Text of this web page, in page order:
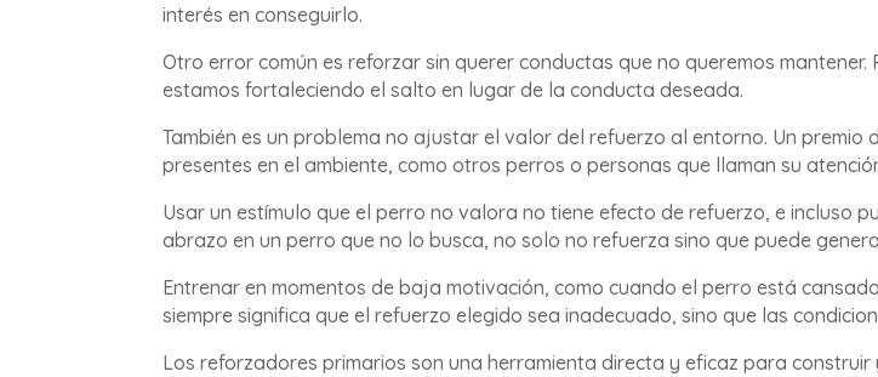
interés en conseguirlo.
Otro error común es reforzar sin querer conductas que no queremos
estamos fortaleciendo el salto en lugar de la conducta deseada.
También es un problema no ajustar el valor del refuerzo al entorno. Un
presentes en el ambiente, como otros perros o personas que llaman su
Usar un estímulo que el perro no valora no tiene efecto de refuerzo, e incluso
abrazo en un perro que no lo busca, no solo no refuerza sino que puede
Entrenar en momentos de baja motivación, como cuando el perro está
siempre significa que el refuerzo elegido sea inadecuado, sino que las
Los reforzadores primarios son una herramienta directa y eficaz para